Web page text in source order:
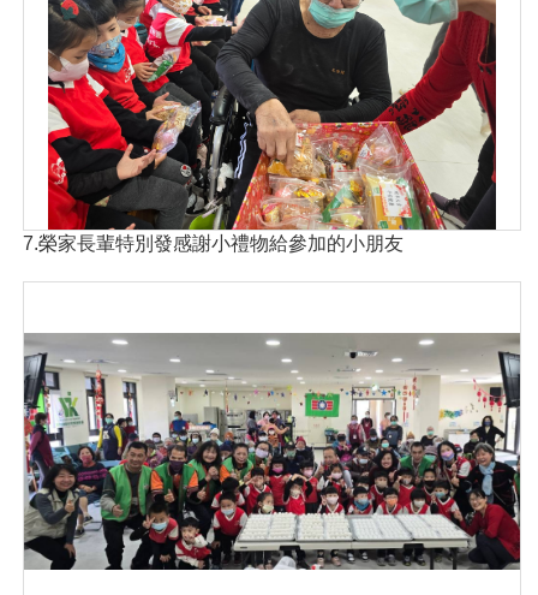
7.榮家長輩特別發感謝小禮物給參加的小朋友